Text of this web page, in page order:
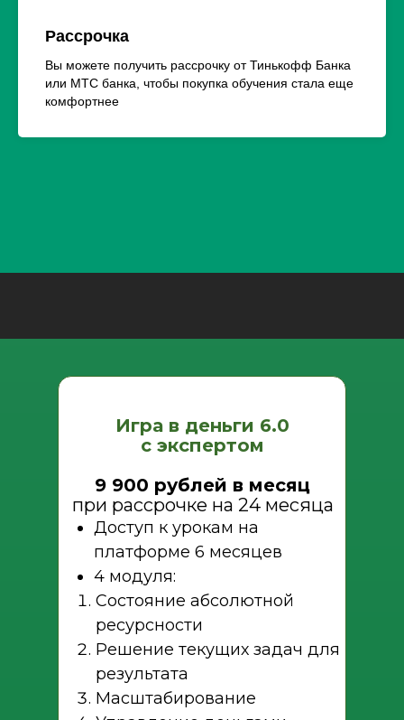
Рассрочка
Вы можете получить рассрочку от Тинькофф Банка
или МТС банка, чтобы покупка обучения стала еще
комфортнее
Доступ к урокам на
платформе 6 месяцев
4 модуля:
Состояние абсолютной
ресурсности
Решение текущих задач для
результата
Масштабирование
Игра в деньги 6.0
с экспертом
9 900 рублей в месяц
при рассрочке на 24 месяца